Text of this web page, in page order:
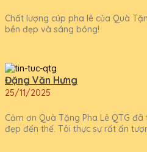
Chất lượng cúp pha lê của Quà
bền đẹp và sáng bóng!
Đặng Văn Hưng
25/11/2025
Cảm ơn Quà Tặng Pha Lê QTG
đẹp đến thế. Tôi thực sự rất ấn